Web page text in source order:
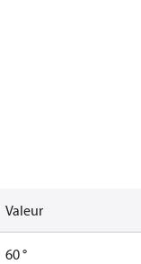
Valeur
60 °